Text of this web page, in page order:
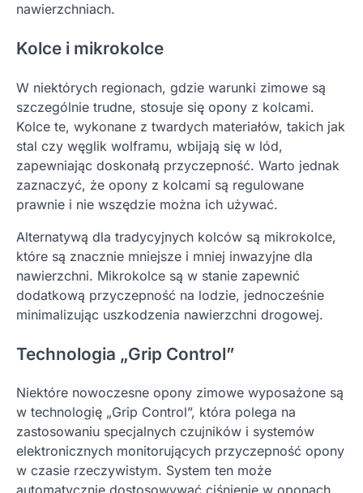
nawierzchniach.
Kolce i mikrokolce
W niektórych regionach, gdzie warunki zimowe są
szczególnie trudne, stosuje się opony z kolcami.
Kolce te, wykonane z twardych materiałów, takich jak
stal czy węglik wolframu, wbijają się w lód,
zapewniając doskonałą przyczepność. Warto jednak
zaznaczyć, że opony z kolcami są regulowane
prawnie i nie wszędzie można ich używać.
Alternatywą dla tradycyjnych kolców są mikrokolce,
które są znacznie mniejsze i mniej inwazyjne dla
nawierzchni. Mikrokolce są w stanie zapewnić
dodatkową przyczepność na lodzie, jednocześnie
minimalizując uszkodzenia nawierzchni drogowej.
Technologia „Grip Control”
Niektóre nowoczesne opony zimowe wyposażone są
w technologię „Grip Control”, która polega na
zastosowaniu specjalnych czujników i systemów
elektronicznych monitorujących przyczepność opony
w czasie rzeczywistym. System ten może